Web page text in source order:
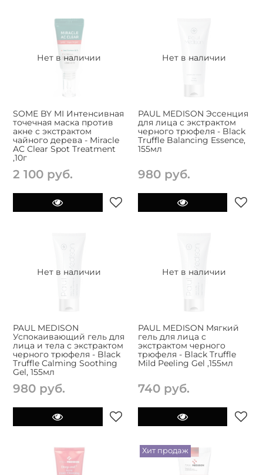
Нет в наличии
SOME BY MI Интенсивная
точечная маска против
акне с экстрактом
чайного дерева - Miracle
AC Clear Spot Treatment
,10г
2 100 руб.
Нет в наличии
PAUL MEDISON Эссенция
для лица с экстрактом
черного трюфеля - Black
Truffle Balancing Essence,
155мл
980 руб.
Нет в наличии
PAUL MEDISON
Успокаивающий гель для
лица и тела с экстрактом
черного трюфеля - Black
Truffle Calming Soothing
Gel, 155мл
980 руб.
Нет в наличии
PAUL MEDISON Мягкий
гель для лица с
экстрактом черного
трюфеля - Black Truffle
Mild Peeling Gel ,155мл
740 руб.
Хит продаж